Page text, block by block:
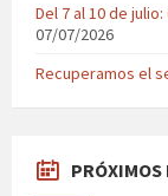
Del 7 al 10 de
07/07/2026
Recuperamos el
PRÓXIMOS